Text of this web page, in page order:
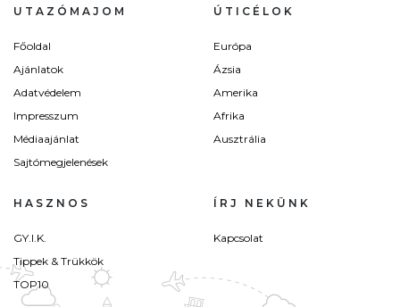
UTAZÓMAJOM
Főoldal
Ajánlatok
Adatvédelem
Impresszum
Médiaajánlat
Sajtómegjelenések
ÚTICÉLOK
Európa
Ázsia
Amerika
Afrika
Ausztrália
HASZNOS
GY.I.K.
Tippek & Trükkök
TOP10
ÍRJ NEKÜNK
Kapcsolat